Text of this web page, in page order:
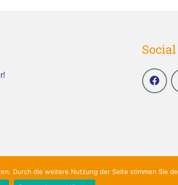
Hannover sauber!
Durch die weitere Nutzung der Seite stimmen Sie